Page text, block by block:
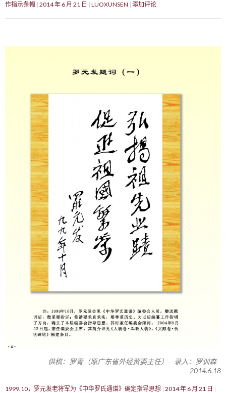
作指示条幅 2014 年 6 月 21 日 LUOXUNSEN 添加评论
供稿：罗青（原广东省外经贸委主任） 录入：罗训森
2014.6.18
1999.10，罗元发老将军为《中华罗氏通谱》确定指导思想 2014 年 6 月 21 日